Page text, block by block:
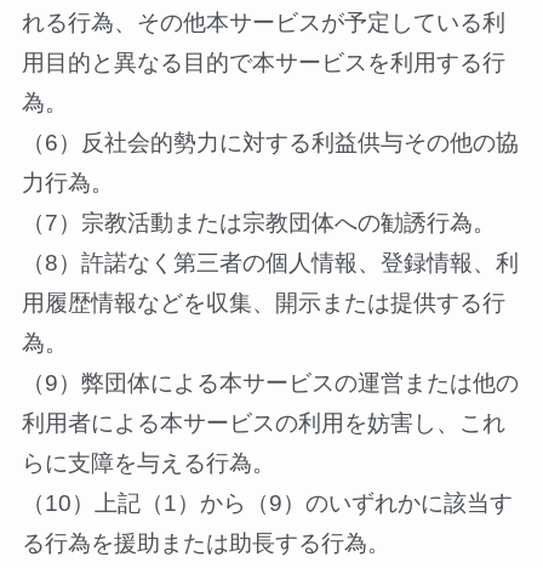
れる行為、その他本サービスが予定している利
用目的と異なる目的で本サービスを利用する行
為。
（6）反社会的勢力に対する利益供与その他の協
力行為。
（7）宗教活動または宗教団体への勧誘行為。
（8）許諾なく第三者の個人情報、登録情報、利
用履歴情報などを収集、開示または提供する行
為。
（9）弊団体による本サービスの運営または他の
利用者による本サービスの利用を妨害し、これ
らに支障を与える行為。
（10）上記（1）から（9）のいずれかに該当す
る行為を援助または助長する行為。